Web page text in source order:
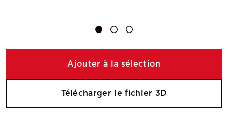
Ajouter à la sélection
Télécharger le fichier 3D